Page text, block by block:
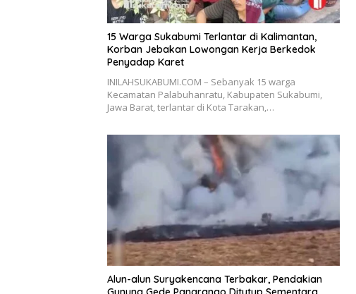
15 Warga Sukabumi Terlantar di Kalimantan,
Korban Jebakan Lowongan Kerja Berkedok
Penyadap Karet
INILAHSUKABUMI.COM – Sebanyak 15 warga
Kecamatan Palabuhanratu, Kabupaten Sukabumi,
Jawa Barat, terlantar di Kota Tarakan,…
Alun-alun Suryakencana Terbakar, Pendakian